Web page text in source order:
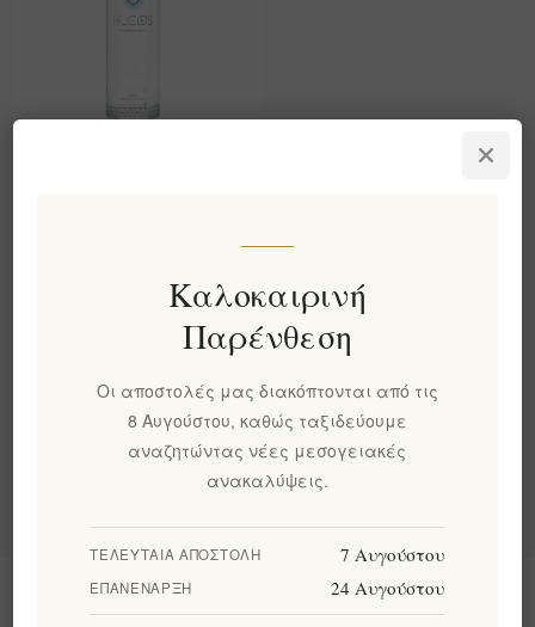
Κατηγορίες
Δημοφιλεις ετικετες
ισοδυναμεί με €79,57 ανά 1
Πληροφορίες
Καλοκαιρινή
Παρένθεση
Οι αποστολές μας διακόπτονται από τις
8 Αυγούστου, καθώς ταξιδεύουμε
αναζητώντας νέες μεσογειακές
ανακαλύψεις.
ΤΕΛΕΥΤΑΊΑ ΑΠΟΣΤΟΛΉ 7 Αυγούστου
ΕΠΑΝΈΝΑΡΞΗ 24 Αυγούστου